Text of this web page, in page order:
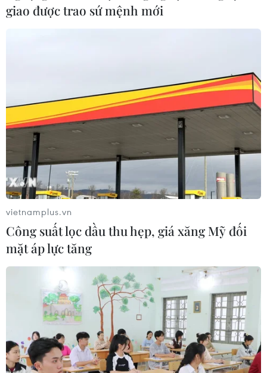
Phát hiện thêm 9 ca mắc COVID-19 trên
cùng chuyến bay từ Ấn Độ
14/10/2020 11:30
Ngày 6/10, các bệnh nhân từ Ấn Độ nhập cảnh Sân
bay Tân Sơn Nhất trên chuyến bay 6E 9471, được cách
ly ngay tại Trường Quân sự tỉnh Đồng Tháp.
giao được trao sứ mệnh mới
vietnamplus.vn
Công suất lọc dầu thu hẹp, giá xăng Mỹ đối
mặt áp lực tăng